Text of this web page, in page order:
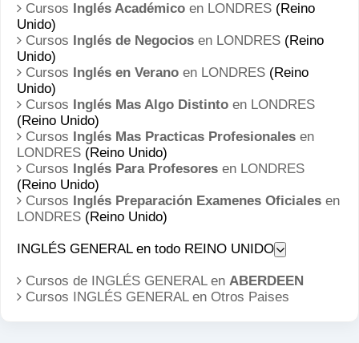
Cursos Inglés Académico en LONDRES (Reino
Unido)
Cursos Inglés de Negocios en LONDRES (Reino
Unido)
Cursos Inglés en Verano en LONDRES (Reino
Unido)
Cursos Inglés Mas Algo Distinto en LONDRES
(Reino Unido)
Cursos Inglés Mas Practicas Profesionales en
LONDRES (Reino Unido)
Cursos Inglés Para Profesores en LONDRES
(Reino Unido)
Cursos Inglés Preparación Examenes Oficiales en
LONDRES (Reino Unido)
INGLÉS GENERAL en todo REINO UNIDO
Cursos de INGLÉS GENERAL en ABERDEEN
Cursos INGLÉS GENERAL en Otros Paises